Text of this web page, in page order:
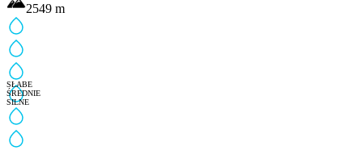
SŁABE
ŚREDNIE
SILNE
2549 m